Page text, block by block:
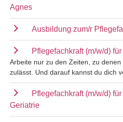
Agnes
Ausbildung zum/r
Pflegefachkraft (m/w/d)
Arbeite nur zu den Zeiten, zu
zulässt. Und darauf kannst du dich
Pflegefachkraft (m/w/d)
Geriatrie